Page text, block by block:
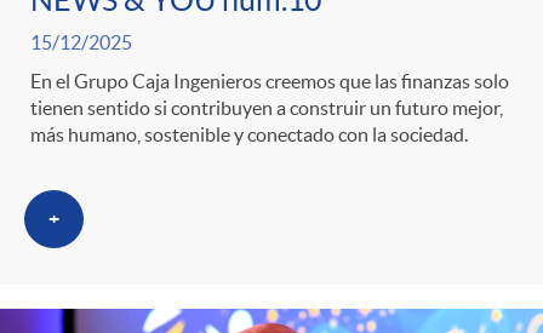
15/12/2025
En el Grupo Caja Ingenieros creemos que las finanzas solo
tienen sentido si contribuyen a construir un futuro mejor,
más humano, sostenible y conectado con la sociedad.
+